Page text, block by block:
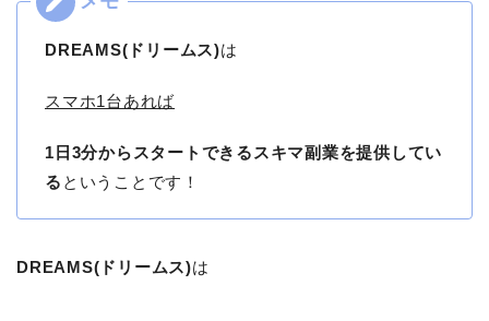
DREAMS(ドリームス)は
スマホ1台あれば
1日3分からスタートできるスキマ副業を提供してい
る ということです！
DREAMS(ドリームス)は